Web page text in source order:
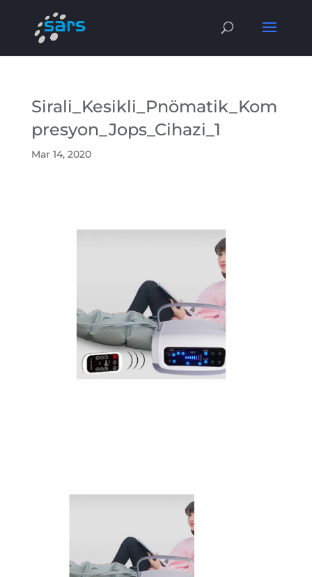
Sirali_Kesikli_Pnömatik_Kom
presyon_Jops_Cihazi_1
Mar 14, 2020